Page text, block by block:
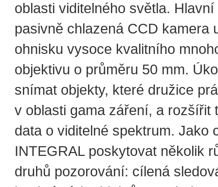
oblasti viditelného světla.
pasivně chlazená CCD kamera
ohnisku vysoce kvalitního
objektivu o průměru 50 mm.
snímat objekty, které družice
v oblasti gama záření, a rozšířit
data o viditelné spektrum. Jako
INTEGRAL poskytovat několik
druhů pozorování: cílená